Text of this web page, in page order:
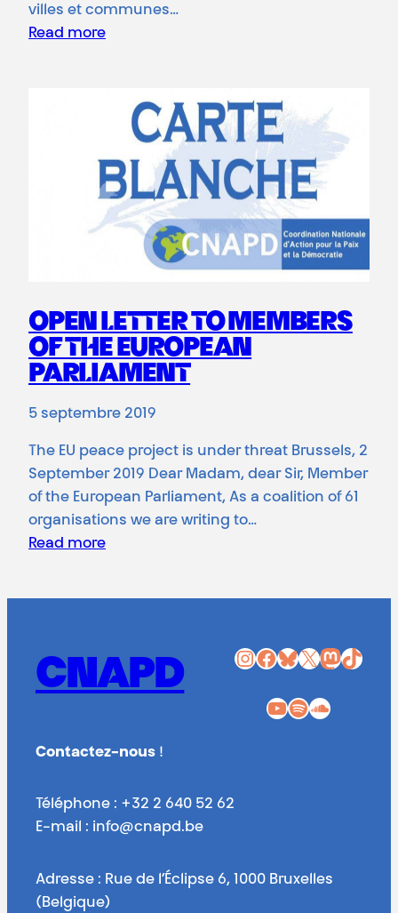
villes et communes…
Read more
OPEN LETTER TO MEMBERS
OF THE EUROPEAN
PARLIAMENT
5 septembre 2019
The EU peace project is under threat Brussels, 2
September 2019 Dear Madam, dear Sir, Member
of the European Parliament, As a coalition of 61
organisations we are writing to…
Read more
CNAPD InstagramFacebook Bluesky X Mastodon TikTok
YouTube Spotify SoundCloud
Contactez-nous !
Téléphone : +32 2 640 52 62
E-mail : info@cnapd.be
Adresse : Rue de l’Éclipse 6, 1000 Bruxelles
(Belgique)